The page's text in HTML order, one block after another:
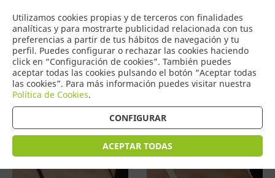
Utilizamos cookies propias y de terceros con finalidades
analíticas y para mostrarte publicidad relacionada con tus
preferencias a partir de tus hábitos de navegación y tu
perfil. Puedes configurar o rechazar las cookies haciendo
click en “Configuración de cookies”. También puedes
aceptar todas las cookies pulsando el botón “Aceptar todas
las cookies”. Para más información puedes visitar nuestra
Política de Cookies.
CONFIGURAR
ACEPTAR TODAS
0
COMERCIO
DE TORRIJOS
Productos (4587)
Ordenar por precio